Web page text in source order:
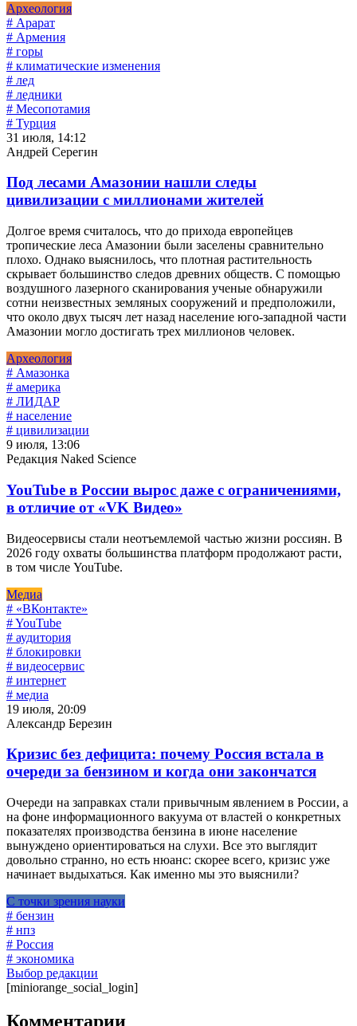
Археология
# Арарат
# Армения
# горы
# климатические изменения
# лед
# ледники
# Месопотамия
# Турция
31 июля, 14:12
Андрей Серегин
Под лесами Амазонии нашли следы
цивилизации с миллионами жителей
Долгое время считалось, что до прихода европейцев
тропические леса Амазонии были заселены сравнительно
плохо. Однако выяснилось, что плотная растительность
скрывает большинство следов древних обществ. С помощью
воздушного лазерного сканирования ученые обнаружили
сотни неизвестных земляных сооружений и предположили,
что около двух тысяч лет назад население юго-западной части
Амазонии могло достигать трех миллионов человек.
Археология
# Амазонка
# америка
# ЛИДАР
# население
# цивилизации
9 июля, 13:06
Редакция Naked Science
YouTube в России вырос даже с ограничениями,
в отличие от «VK Видео»
Видеосервисы стали неотъемлемой частью жизни россиян. В
2026 году охваты большинства платформ продолжают расти,
в том числе YouTube.
Медиа
# «ВКонтакте»
# YouTube
# аудитория
# блокировки
# видеосервис
# интернет
# медиа
19 июля, 20:09
Александр Березин
Кризис без дефицита: почему Россия встала в
очереди за бензином и когда они закончатся
Очереди на заправках стали привычным явлением в России, а
на фоне информационного вакуума от властей о конкретных
показателях производства бензина в июне население
вынуждено ориентироваться на слухи. Все это выглядит
довольно странно, но есть нюанс: скорее всего, кризис уже
начинает выдыхаться. Как именно мы это выяснили?
С точки зрения науки
# бензин
# нпз
# Россия
# экономика
Выбор редакции
[miniorange_social_login]
Комментарии